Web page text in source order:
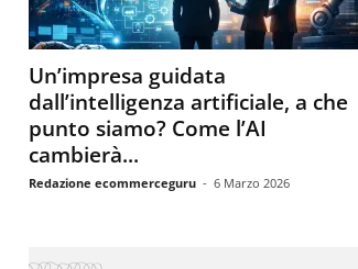
Un’impresa guidata
dall’intelligenza artificiale, a che
punto siamo? Come l’AI
cambierà...
Redazione ecommerceguru - 6 Marzo 2026